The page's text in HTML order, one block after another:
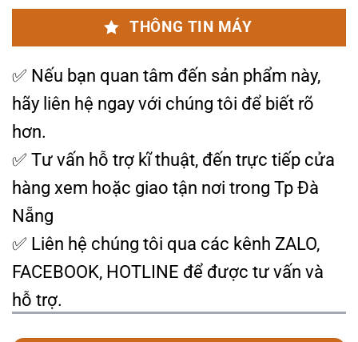
THÔNG TIN MÁY
✅ Nếu bạn quan tâm đến sản phẩm này,
hãy liên hệ ngay với chúng tôi để biết rõ
hơn.
✅ Tư vấn hỗ trợ kĩ thuật, đến trực tiếp cửa
hàng xem hoặc giao tận nơi trong Tp Đà
Nẵng
✅ Liên hệ chúng tôi qua các kênh ZALO,
FACEBOOK, HOTLINE để được tư vấn và
hỗ trợ.